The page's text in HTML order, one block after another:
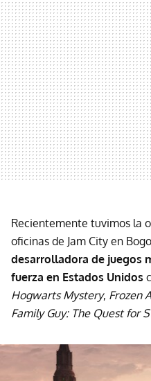
Recientemente tuvimos la
oficinas de Jam City en
desarrolladora de juegos
fuerza en Estados Unidos
Hogwarts Mystery, Frozen
Family Guy: The Quest for